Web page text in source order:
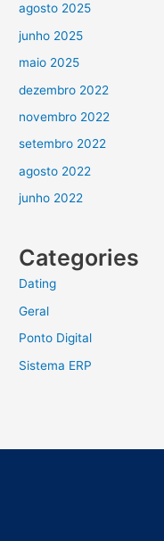
agosto 2025
junho 2025
maio 2025
dezembro 2022
novembro 2022
setembro 2022
agosto 2022
junho 2022
Categories
Dating
Geral
Ponto Digital
Sistema ERP